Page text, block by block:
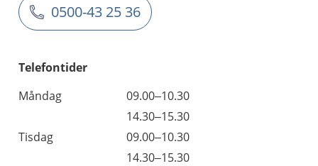
0500-43 25 36
Telefontider
Måndag
09.00–10.30
14.30–15.30
Tisdag
09.00–10.30
14.30–15.30